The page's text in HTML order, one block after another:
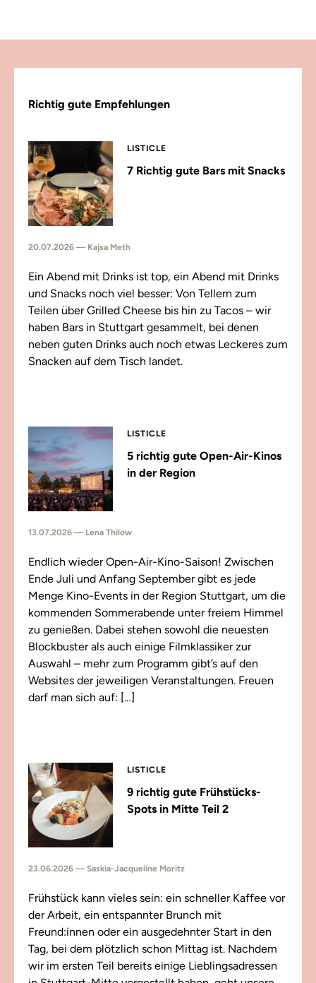
Richtig gute Empfehlungen
LISTICLE
7 Richtig gute Bars mit Snacks
20.07.2026 — Kajsa Meth
Ein Abend mit Drinks ist top, ein Abend mit Drinks
und Snacks noch viel besser: Von Tellern zum
Teilen über Grilled Cheese bis hin zu Tacos – wir
haben Bars in Stuttgart gesammelt, bei denen
neben guten Drinks auch noch etwas Leckeres zum
Snacken auf dem Tisch landet.
LISTICLE
5 richtig gute Open-Air-Kinos
in der Region
13.07.2026 — Lena Thilow
Endlich wieder Open-Air-Kino-Saison! Zwischen
Ende Juli und Anfang September gibt es jede
Menge Kino-Events in der Region Stuttgart, um die
kommenden Sommerabende unter freiem Himmel
zu genießen. Dabei stehen sowohl die neuesten
Blockbuster als auch einige Filmklassiker zur
Auswahl – mehr zum Programm gibt’s auf den
Websites der jeweiligen Veranstaltungen. Freuen
darf man sich auf: […]
LISTICLE
9 richtig gute Frühstücks-
Spots in Mitte Teil 2
23.06.2026 — Saskia-Jacqueline Moritz
Frühstück kann vieles sein: ein schneller Kaffee vor
der Arbeit, ein entspannter Brunch mit
Freund:innen oder ein ausgedehnter Start in den
Tag, bei dem plötzlich schon Mittag ist. Nachdem
wir im ersten Teil bereits einige Lieblingsadressen